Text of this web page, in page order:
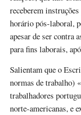
receberem
horário pós-laboral,
apesar de ser contra
para fins laborais,
Salientam que o
normas de trabalho)
trabalhadores
norte-americanas, e